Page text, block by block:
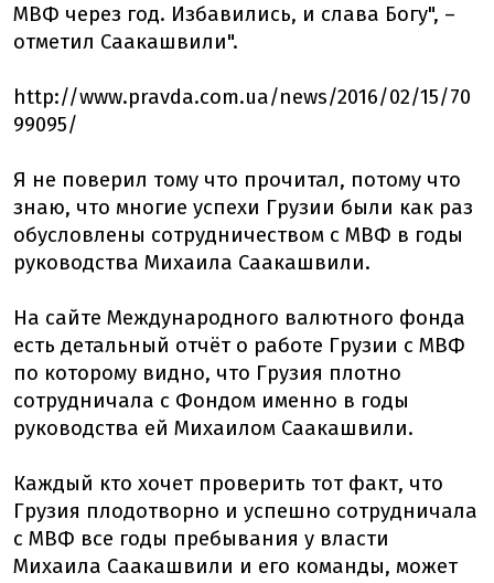
МВФ через год. Избавились, и слава Богу", –
отметил Саакашвили".
http://www.pravda.com.ua/news/2016/02/15/70
99095/
Я не поверил тому что прочитал, потому что
знаю, что многие успехи Грузии были как раз
обусловлены сотрудничеством с МВФ в годы
руководства Михаила Саакашвили.
На сайте Международного валютного фонда
есть детальный отчёт о работе Грузии с МВФ
по которому видно, что Грузия плотно
сотрудничала с Фондом именно в годы
руководства ей Михаилом Саакашвили.
Каждый кто хочет проверить тот факт, что
Грузия плодотворно и успешно сотрудничала
с МВФ все годы пребывания у власти
Михаила Саакашвили и его команды, может